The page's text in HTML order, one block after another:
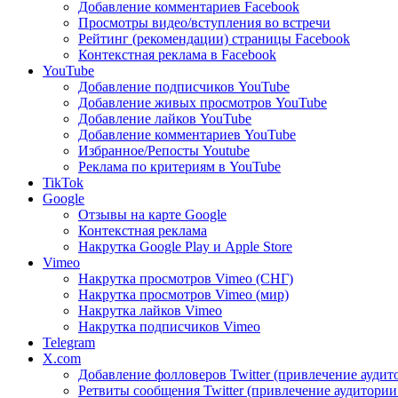
Добавление комментариев Facebook
Просмотры видео/вступления во встречи
Рейтинг (рекомендации) страницы Facebook
Контекстная реклама в Facebook
YouTube
Добавление подписчиков YouTube
Добавление живых просмотров YouTube
Добавление лайков YouTube
Добавление комментариев YouTube
Избранное/Репосты Youtube
Реклама по критериям в YouTube
TikTok
Google
Отзывы на карте Google
Контекстная реклама
Накрутка Google Play и Apple Store
Vimeo
Накрутка просмотров Vimeo (СНГ)
Накрутка просмотров Vimeo (мир)
Накрутка лайков Vimeo
Накрутка подписчиков Vimeo
Telegram
X.com
Добавление фолловеров Twitter (привлечение
Ретвиты сообщения Twitter (привлечение